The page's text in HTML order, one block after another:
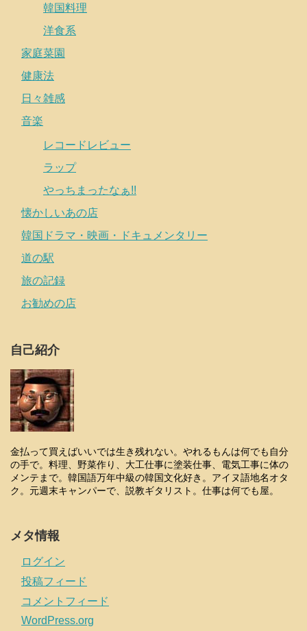
韓国料理
洋食系
家庭菜園
健康法
日々雑感
音楽
レコードレビュー
ラップ
やっちまったなぁ!!
懐かしいあの店
韓国ドラマ・映画・ドキュメンタリー
道の駅
旅の記録
お勧めの店
自己紹介
金払って買えばいいでは生き残れない。やれるもんは何でも自分
の手で。料理、野菜作り、大工仕事に塗装仕事、電気工事に体の
メンテまで。韓国語万年中級の韓国文化好き。アイヌ語地名オタ
ク。元週末キャンパーで、説教ギタリスト。仕事は何でも屋。
メタ情報
ログイン
投稿フィード
コメントフィード
WordPress.org